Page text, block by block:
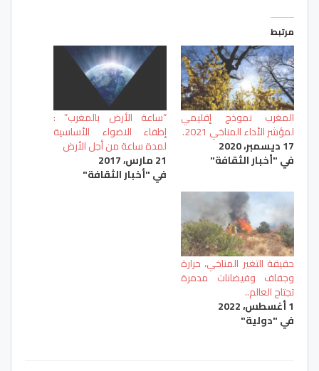
مرتبط
المغرب نموذج إقليمي
لمؤشر الأداء المناخي 2021.
17 ديسمبر، 2020
في "أخبار الثقافة"
“ساعة الأرض بالمغرب” :
إطفاء الاضواء الأساسية
لمدة ساعة من أجل الأرض
21 مارس، 2017
في "أخبار الثقافة"
حقيقة التغير المناخي، حرارة
وجفاف وفيضانات مدمرة
تجتاح العالم..
1 أغسطس، 2022
في "دولية"